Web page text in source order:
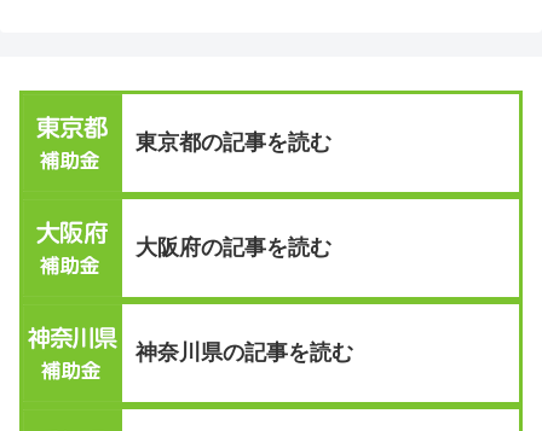
東京都の記事を読む
大阪府の記事を読む
神奈川県の記事を読む